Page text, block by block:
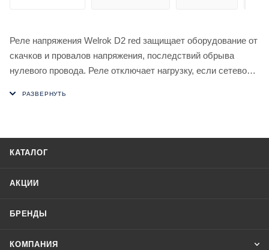
Реле напряжения Welrok D2 red защищает оборудование от
скачков и провалов напряжения, последствий обрыва
нулевого провода. Реле отключает нагрузку, если сетевое
КАТАЛОГ
АКЦИИ
БРЕНДЫ
КОМПАНИЯ